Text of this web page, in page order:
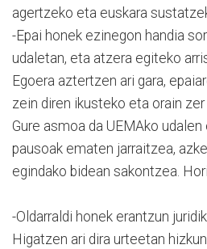
agertzeko eta euskara
-Epai honek ezinegon handia
udaletan, eta atzera egiteko
Egoera aztertzen ari gara,
zein diren ikusteko eta orain
Gure asmoa da UEMAko
pausoak ematen jarraitzea,
egindako bidean sakontzea.
-Oldarraldi honek erantzun
Higatzen ari dira urteetan